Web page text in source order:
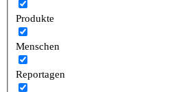
Produkte
Menschen
Reportagen